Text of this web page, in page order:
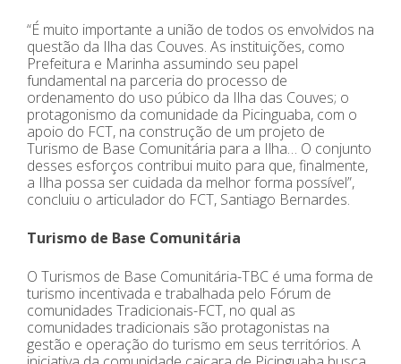
“É muito importante a união de todos os envolvidos na
questão da Ilha das Couves. As instituições, como
Prefeitura e Marinha assumindo seu papel
fundamental na parceria do processo de
ordenamento do uso púbico da Ilha das Couves; o
protagonismo da comunidade da Picinguaba, com o
apoio do FCT, na construção de um projeto de
Turismo de Base Comunitária para a Ilha… O conjunto
desses esforços contribui muito para que, finalmente,
a Ilha possa ser cuidada da melhor forma possível”,
concluiu o articulador do FCT, Santiago Bernardes.
Turismo de Base Comunitária
O Turismos de Base Comunitária-TBC é uma forma de
turismo incentivada e trabalhada pelo Fórum de
comunidades Tradicionais-FCT, no qual as
comunidades tradicionais são protagonistas na
gestão e operação do turismo em seus territórios. A